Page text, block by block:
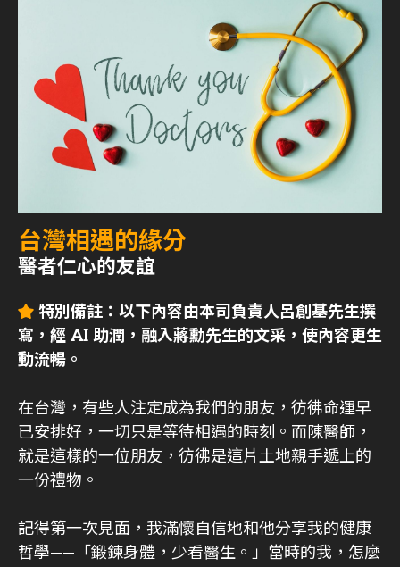
台灣相遇的緣分
醫者仁心的友誼
特別備註：以下內容由本司負責人呂創基先生撰
寫，經 AI 助潤，融入蔣勳先生的文采，使內容更生
動流暢。
在台灣，有些人注定成為我們的朋友，彷彿命運早
已安排好，一切只是等待相遇的時刻。而陳醫師，
就是這樣的一位朋友，彷彿是這片土地親手遞上的
一份禮物。
記得第一次見面，我滿懷自信地和他分享我的健康
哲學——「鍛鍊身體，少看醫生。」當時的我，怎麼